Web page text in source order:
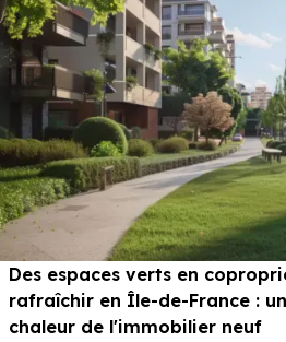
Des espaces verts en
rafraîchir en Île-de-France :
chaleur de l'immobilier neuf